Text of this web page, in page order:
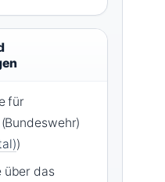
für
)
über das